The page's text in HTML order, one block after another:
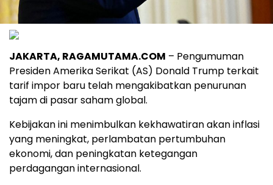
JAKARTA, RAGAMUTAMA.COM – Pengumuman
Presiden Amerika Serikat (AS) Donald Trump terkait
tarif impor baru telah mengakibatkan penurunan
tajam di pasar saham global.
Kebijakan ini menimbulkan kekhawatiran akan inflasi
yang meningkat, perlambatan pertumbuhan
ekonomi, dan peningkatan ketegangan
perdagangan internasional.